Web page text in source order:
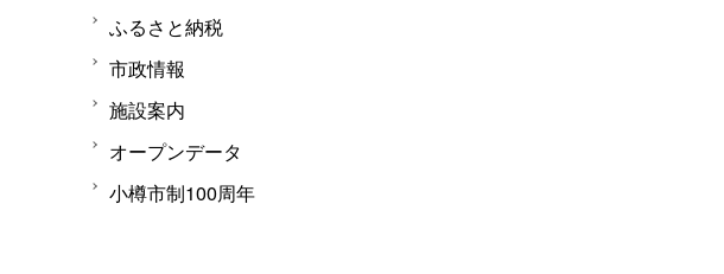
ふるさと納税
市政情報
施設案内
オープンデータ
小樽市制100周年